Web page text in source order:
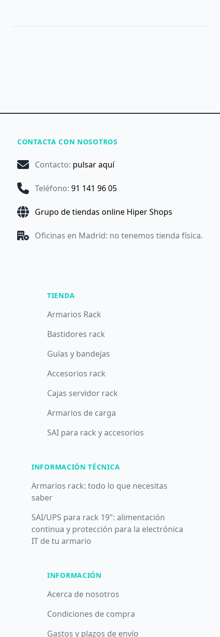
CONTACTA CON NOSOTROS
Contacto: pulsar aquí
Teléfono: 91 141 96 05
Grupo de tiendas online Hiper Shops
Oficinas en Madrid: no tenemos tienda física.
TIENDA
Armarios Rack
Bastidores rack
Guías y bandejas
Accesorios rack
Cajas servidor rack
Armarios de carga
SAI para rack y accesorios
INFORMACIÓN TÉCNICA
Armarios rack: todo lo que necesitas
saber
SAI/UPS para rack 19": alimentación
continua y protección para la electrónica
IT de tu armario
INFORMACIÓN
Acerca de nosotros
Condiciones de compra
Gastos y plazos de envío